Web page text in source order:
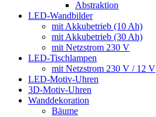
Abstraktion
LED-Wandbilder
mit Akkubetrieb (10 Ah)
mit Akkubetrieb (30 Ah)
mit Netzstrom 230 V
LED-Tischlampen
mit Netzstrom 230 V / 12 V
LED-Motiv-Uhren
3D-Motiv-Uhren
Wanddekoration
Bäume